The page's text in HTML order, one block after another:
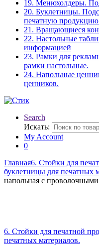
19. Менюхолдеры.
20. Буклетницы.
печатную
21. Вращающиеся
22. Настольные
информацией
23. Рамки для
рамки настольные.
24. Напольные
ценников.
Search
Искать:
My Account
0
Главная6. Стойки для
буклетницы для печатных
напольная с
6. Стойки для печатной
печатных материалов.